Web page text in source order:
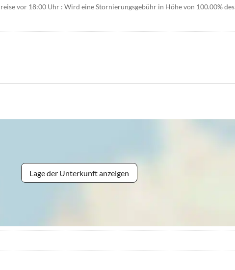
vor 18:00 Uhr : Wird eine Stornierungsgebühr in Höhe von 100.00% des
Lage der Unterkunft anzeigen